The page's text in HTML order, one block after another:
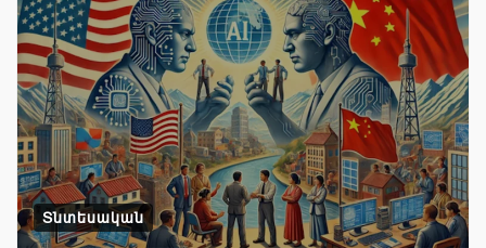
Տնտեսական